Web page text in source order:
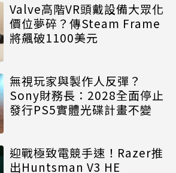
Valve高階VR頭戴設備大眾化
價位夢碎？傳Steam Frame
將飆破1100美元
無視玩家與製作人反彈？
Sony財務長：2028全面停止
發行PS5實體光碟計畫不變
迎戰極致電競手速！Razer推
出Huntsman V3 HE